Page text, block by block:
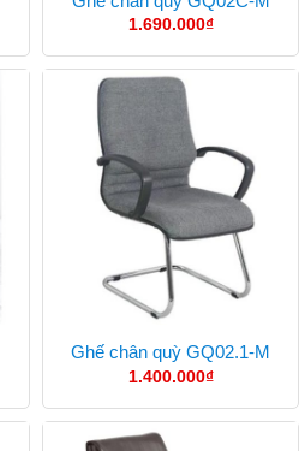
1.690.000₫
Ghế chân quỳ GQ02.1-M
1.400.000₫